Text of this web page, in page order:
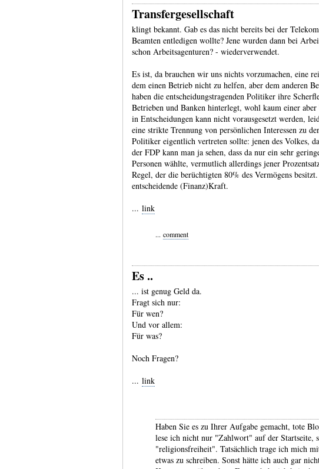
Transfergesellschaft
klingt bekannt. Gab es das nicht bereits bei der
Beamten entledigen wollte? Jene wurden dann bei
schon Arbeitsagenturen? - wiederverwendet.
Es ist, da brauchen wir uns nichts vorzumachen, eine
dem einen Betrieb nicht zu helfen, aber dem anderen
haben die entscheidungstragenden Politiker ihre
Betrieben und Banken hinterlegt, wohl kaum einer
in Entscheidungen kann nicht vorausgesetzt werden,
eine strikte Trennung von persönlichen Interessen zu
Politiker eigentlich vertreten sollte: jenen des Volkes,
der FDP kann man ja sehen, dass da nur ein sehr
Personen wählte, vermutlich allerdings jener
Regel, der die berüchtigten 80% des Vermögens
entscheidende (Finanz)Kraft.
... link
... comment
Es ..
... ist genug Geld da.
Fragt sich nur:
Für wen?
Und vor allem:
Für was?
Noch Fragen?
... link
Haben Sie es zu Ihrer Aufgabe gemacht, tote
lese ich nicht nur "Zahlwort" auf der Startseite,
"religionsfreiheit". Tatsächlich trage ich mich
etwas zu schreiben. Sonst hätte ich auch gar